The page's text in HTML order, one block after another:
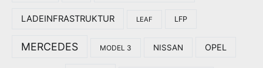
LADEINFRASTRUKTUR LEAF LFP
MERCEDES MODEL 3 NISSAN OPEL